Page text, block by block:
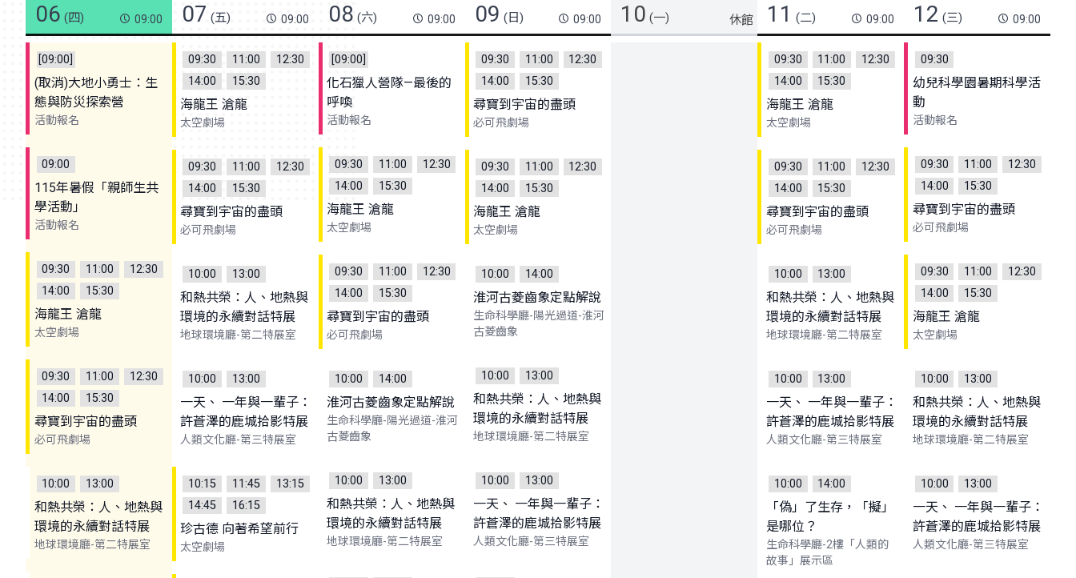
06 (四) 09:00 07 (五) 09:00 08 (六) 09:00 09 (日) 09:00 10 (一) 11 (二) 09:00 12 (三) 09:00
[09:00]
(取消)大地小勇士：生
態與防災探索營
活動報名
09:30 11:00
12:30
14:00
15:30
海龍王 滄龍
太空劇場
[09:00]
化石獵人營隊—最後的
呼喚
活動報名
09:30 11:00
12:30
14:00
15:30
尋寶到宇宙的盡頭
必可飛劇場
09:30 11:00
12:30
14:00
15:30
海龍王 滄龍
太空劇場
09:30
幼兒科學園暑期科學活
動
活動報名
09:00
115年暑假「親師生共
學活動」
活動報名
09:30 11:00
12:30
14:00
15:30
尋寶到宇宙的盡頭
必可飛劇場
09:30 11:00
12:30
14:00
15:30
海龍王 滄龍
太空劇場
09:30 11:00
12:30
14:00
15:30
海龍王 滄龍
太空劇場
09:30 11:00
12:30
14:00
15:30
尋寶到宇宙的盡頭
必可飛劇場
09:30 11:00
12:30
14:00
15:30
尋寶到宇宙的盡頭
必可飛劇場
09:30 11:00
12:30
14:00
15:30
海龍王 滄龍
太空劇場
10:00 13:00
和熱共榮：人、地熱與
環境的永續對話特展
地球環境廳-第二特展室
09:30 11:00
12:30
14:00
15:30
尋寶到宇宙的盡頭
必可飛劇場
10:00 14:00
淮河古菱齒象定點解說
生命科學廳-陽光過道-淮河
古菱齒象
10:00 13:00
和熱共榮：人、地熱與
環境的永續對話特展
地球環境廳-第二特展室
09:30 11:00
12:30
14:00
15:30
海龍王 滄龍
太空劇場
09:30 11:00
12:30
14:00
15:30
尋寶到宇宙的盡頭
必可飛劇場
10:00 13:00
一天、 一年與一輩子：
許蒼澤的鹿城拾影特展
人類文化廳-第三特展室
10:00 14:00
淮河古菱齒象定點解說
生命科學廳-陽光過道-淮河
古菱齒象
10:00 13:00
和熱共榮：人、地熱與
環境的永續對話特展
地球環境廳-第二特展室
10:00 13:00
一天、 一年與一輩子：
許蒼澤的鹿城拾影特展
人類文化廳-第三特展室
10:00 13:00
和熱共榮：人、地熱與
環境的永續對話特展
地球環境廳-第二特展室
10:00 13:00
和熱共榮：人、地熱與
環境的永續對話特展
地球環境廳-第二特展室
10:15 11:45
13:15
14:45
16:15
珍古德 向著希望前行
太空劇場
10:00 13:00
和熱共榮：人、地熱與
環境的永續對話特展
地球環境廳-第二特展室
10:00 13:00
一天、 一年與一輩子：
許蒼澤的鹿城拾影特展
人類文化廳-第三特展室
10:00 14:00
「偽」了生存，「擬」
是哪位？
生命科學廳-2樓「人類的
故事」展示區
10:00 13:00
一天、 一年與一輩子：
許蒼澤的鹿城拾影特展
人類文化廳-第三特展室